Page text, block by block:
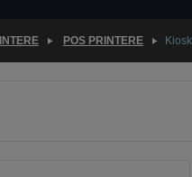
POS PRINTERE